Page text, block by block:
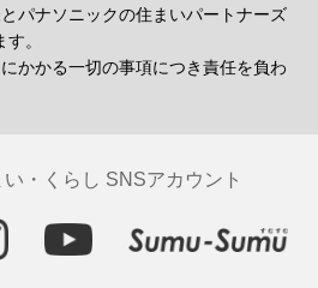
パナソニックの住まいパートナーズ
。
かかる一切の事項につき責任を負わ
・くらし SNSアカウント